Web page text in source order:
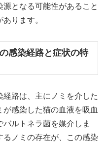
となる可能性があること
ります。
感染経路と症状の特
路は、主にノミを介した
感染した猫の血液を吸血
ルトネラ菌を媒介しま
ノミの存在が、この感染